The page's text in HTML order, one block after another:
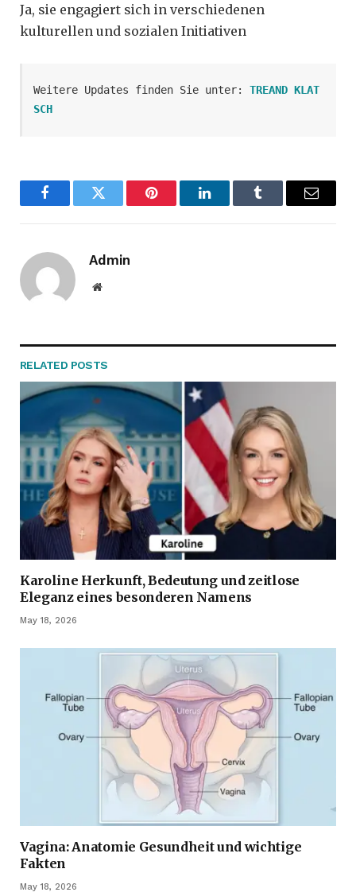
Ja, sie engagiert sich in verschiedenen
kulturellen und sozialen Initiativen
Weitere Updates finden Sie unter: TREAND KLAT
SCH
FacebookTwitter Pinterest LinkedInTumblr Email
Admin
Website
RELATED POSTS
Karoline Herkunft, Bedeutung und zeitlose
Eleganz eines besonderen Namens
May 18, 2026
Vagina: Anatomie Gesundheit und wichtige
Fakten
May 18, 2026